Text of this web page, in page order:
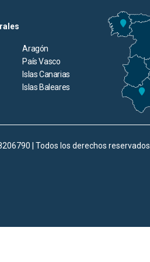
Aragón
País Vasco
Islas Canarias
Islas Baleares
| Todos los derechos reservados